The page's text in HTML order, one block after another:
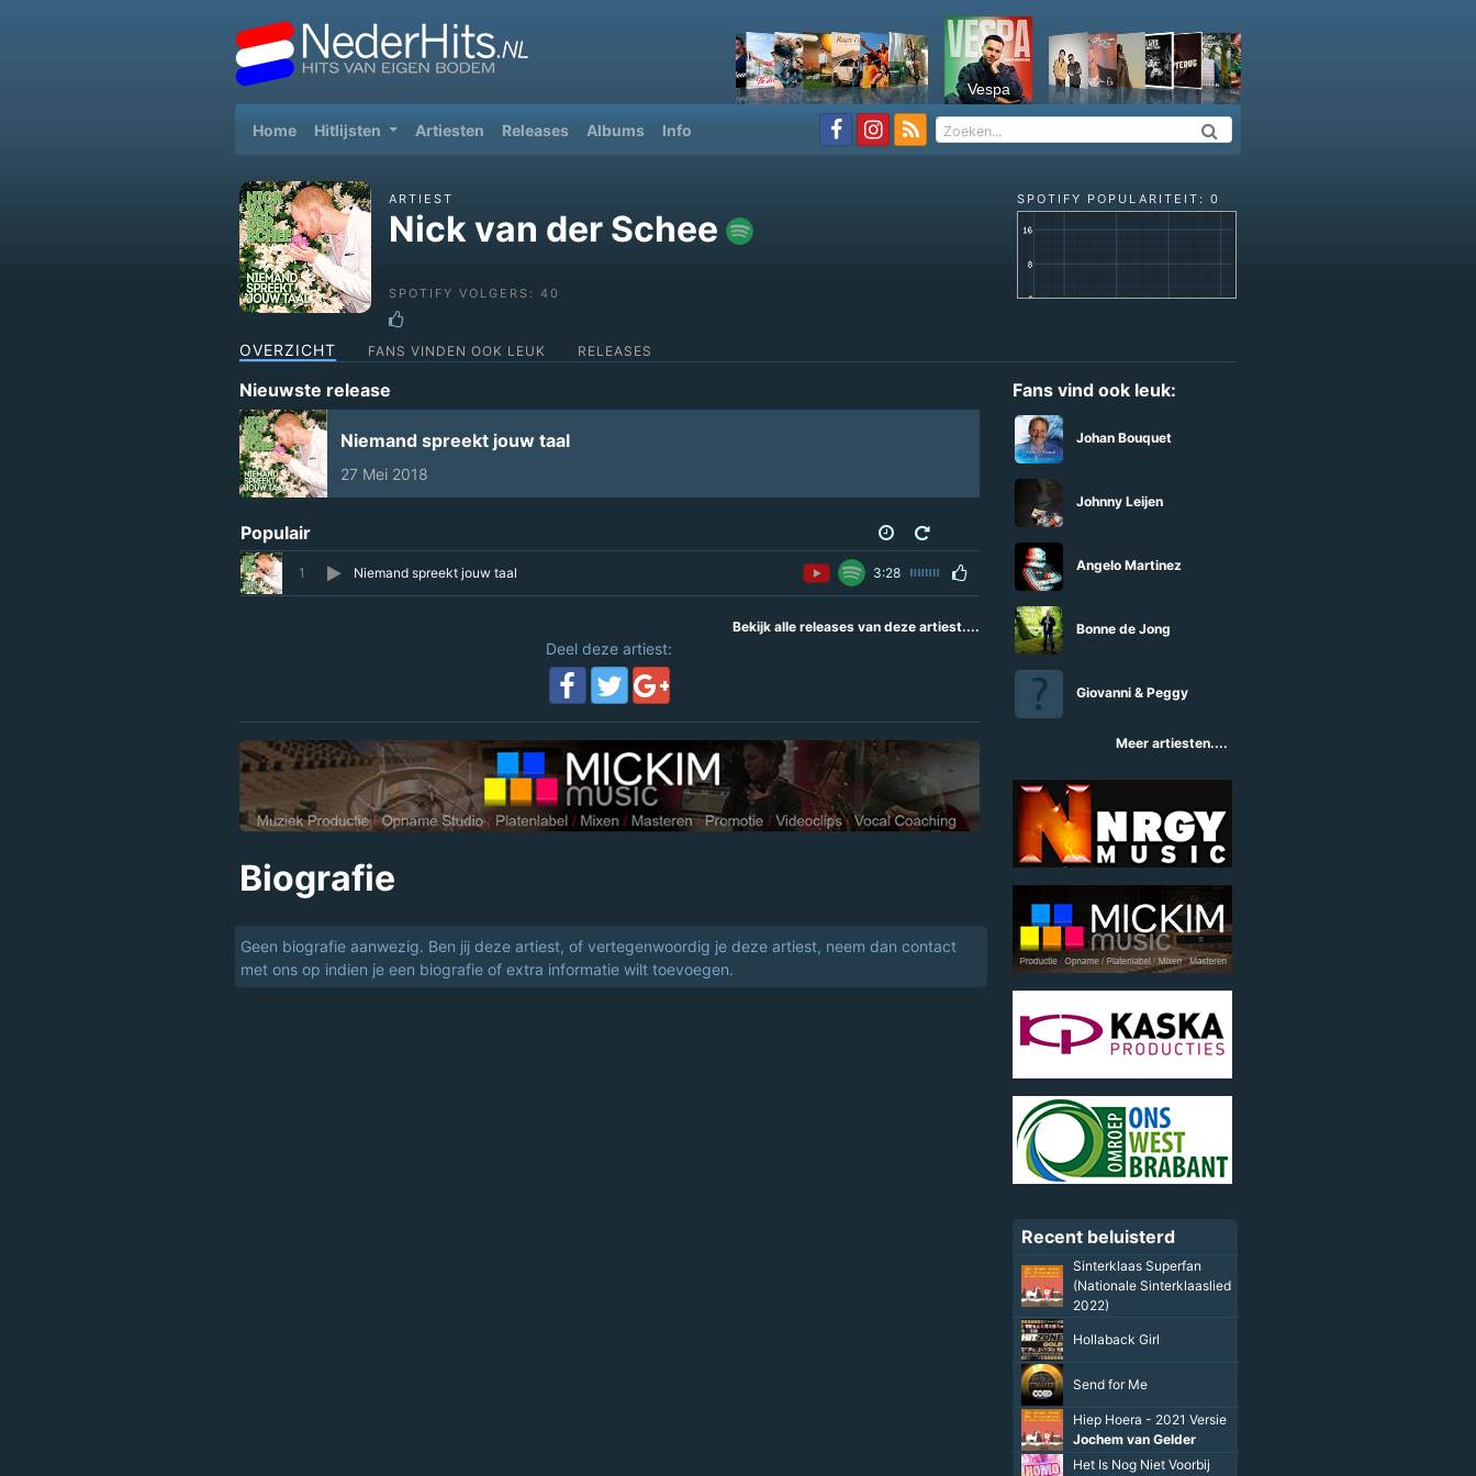
Vespa
Home(current)
Hitlijsten Artiesten Releases Albums Info
ARTIEST
Nick van der Schee
SPOTIFY VOLGERS: 40
SPOTIFY POPULARITEIT: 0
OVERZICHT FANS VINDEN OOK LEUK RELEASES
Nieuwste release
Niemand spreekt jouw taal
27 Mei 2018
Populair
1 Niemand spreekt jouw taal 3:28
Bekijk alle releases van deze artiest....
Deel deze artiest:
Biografie
Geen biografie aanwezig. Ben jij deze artiest, of vertegenwoordig je deze artiest, neem dan contact
met ons op indien je een biografie of extra informatie wilt toevoegen.
Fans vind ook leuk:
Johan Bouquet
Johnny Leijen
Angelo Martinez
Bonne de Jong
Giovanni & Peggy
Meer artiesten....
Recent beluisterd
Sinterklaas Superfan
(Nationale Sinterklaaslied
2022)
Hollaback Girl
Send for Me
Hiep Hoera - 2021 Versie
Jochem van Gelder
Het Is Nog Niet Voorbij